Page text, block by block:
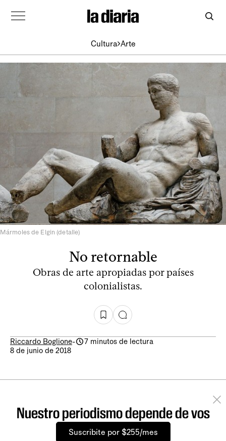
Cultura Arte
Mármoles de Elgin (detalle)
No retornable
Obras de arte apropiadas por países
colonialistas.
Riccardo Boglione-
7 minutos de lectura
8 de junio de 2018
Nuestro periodismo depende de vos
Suscribite por $255/mes